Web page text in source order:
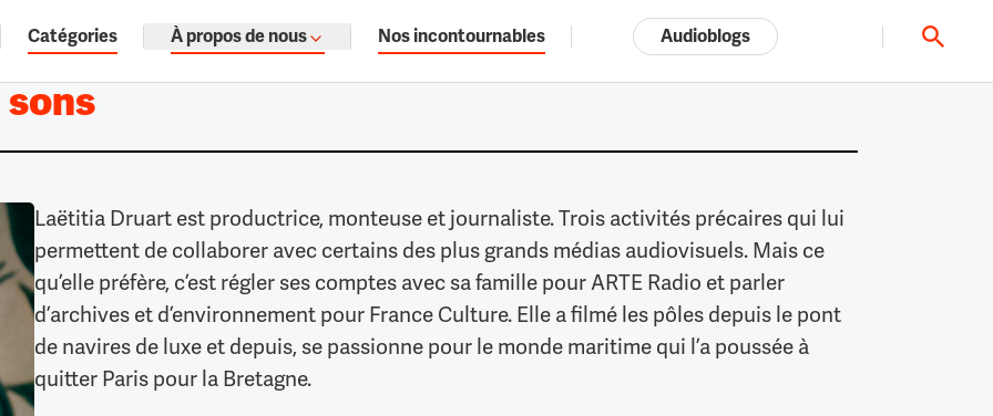
documentaires audio.
Tout l'univers ARTE.tv
Catégories À propos de nous Nos incontournables Audioblogs
sons
Laëtitia Druart est productrice, monteuse et journaliste. Trois activités précaires qui lui
permettent de collaborer avec certains des plus grands médias audiovisuels. Mais ce
qu’elle préfère, c’est régler ses comptes avec sa famille pour ARTE Radio et parler
d’archives et d’environnement pour France Culture. Elle a filmé les pôles depuis le pont
de navires de luxe et depuis, se passionne pour le monde maritime qui l’a poussée à
quitter Paris pour la Bretagne.